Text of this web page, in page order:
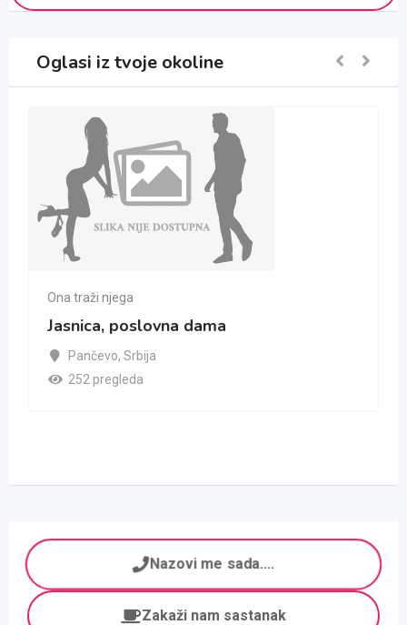
Oglasi iz tvoje okoline
Ona traži njega
Jasnica, poslovna dama
Pančevo, Srbija
252 pregleda
Nazovi me sada....
Zakaži nam sastanak